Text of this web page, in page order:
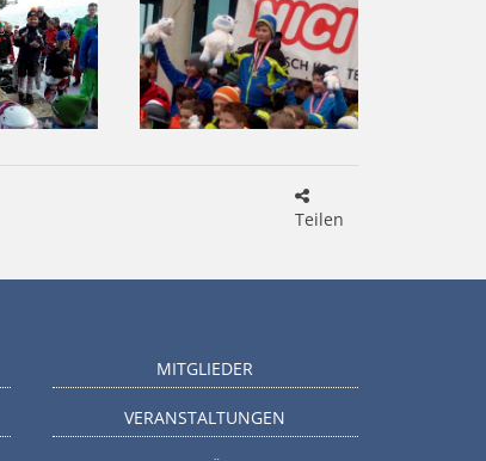
Teilen
MITGLIEDER
VERANSTALTUNGEN